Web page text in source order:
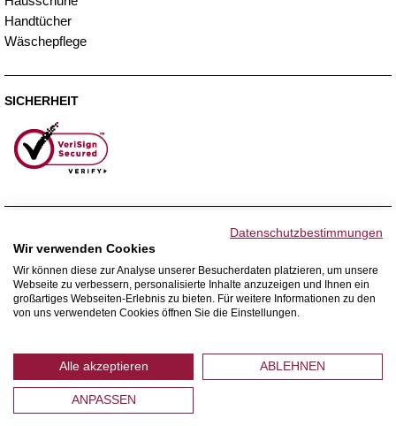
Handtücher
Wäschepflege
SICHERHEIT
WIR VERSENDEN MIT
Datenschutzbestimmungen
Wir verwenden Cookies
Wir können diese zur Analyse unserer Besucherdaten platzieren, um unsere
Webseite zu verbessern, personalisierte Inhalte anzuzeigen und Ihnen ein
großartiges Webseiten-Erlebnis zu bieten. Für weitere Informationen zu den
von uns verwendeten Cookies öffnen Sie die Einstellungen.
Alle akzeptieren ABLEHNEN
ANPASSEN